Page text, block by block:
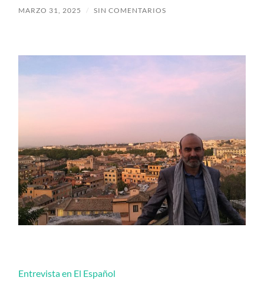
MARZO 31, 2025 / SIN COMENTARIOS
Entrevista en El Español